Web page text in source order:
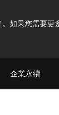
如果您需要
企業永續